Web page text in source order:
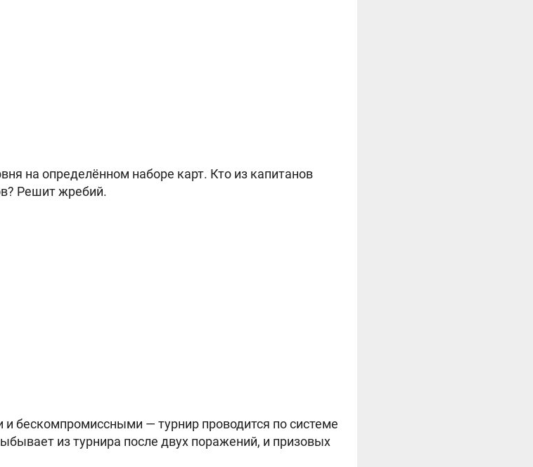
на определённом наборе карт. Кто из капитанов
Решит жребий.
бескомпромиссными — турнир проводится по системе
из турнира после двух поражений, и призовых